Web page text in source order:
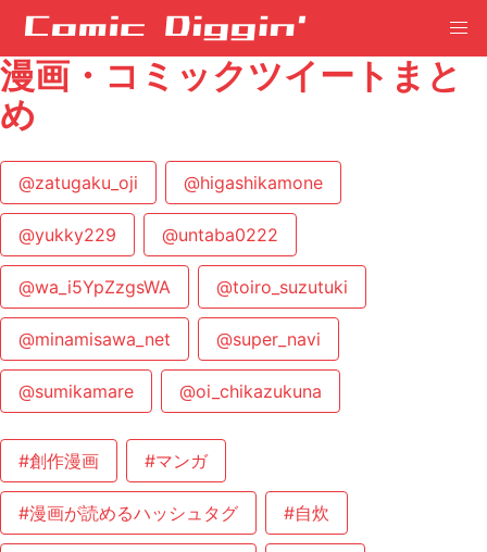
漫画・コミックツイートまと
め
@zatugaku_oji @higashikamone
@yukky229 @untaba0222
@wa_i5YpZzgsWA @toiro_suzutuki
@minamisawa_net @super_navi
@sumikamare @oi_chikazukuna
#創作漫画 #マンガ
#漫画が読めるハッシュタグ #自炊